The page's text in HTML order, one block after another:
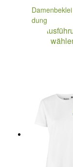
Damenbeklei
dung